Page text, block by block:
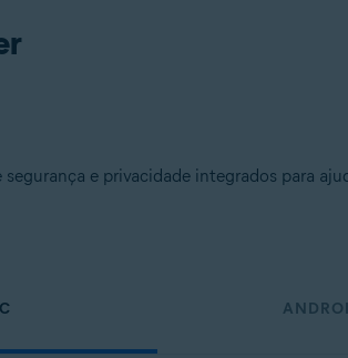
e privacidade integrados para